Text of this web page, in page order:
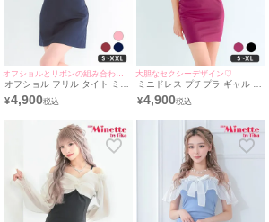
オフショルとリボンの組み合わせが可愛い♡
オフショル フリル タイト ミニ
ドレス (みのり着用/S~XXLサ
イズ対応) | myMinette/マイミ
¥4,900
大胆なセクシーデザイン♡
ミニドレス プチプラ ギャル タ
イト オフショル セクシー 低身
長 谷間 リボン クロスデザイン
(ちぴたん着用/S~XLサイズ対
応) | myMinette/マイミネット
¥4,900